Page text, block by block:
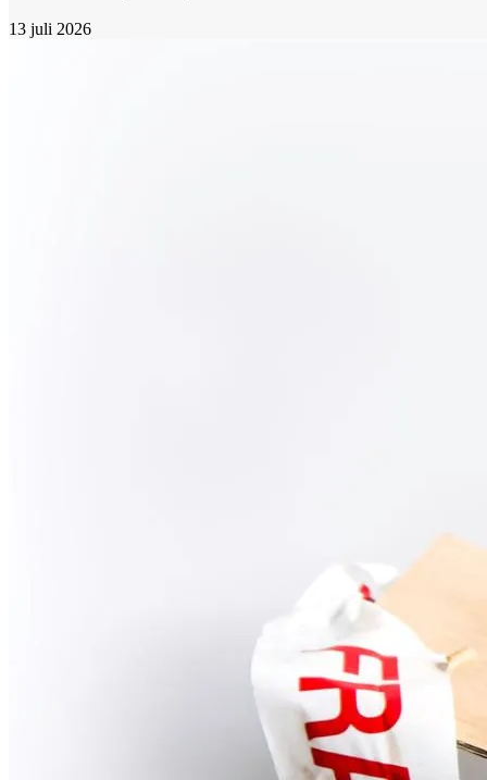
13 juli 2026